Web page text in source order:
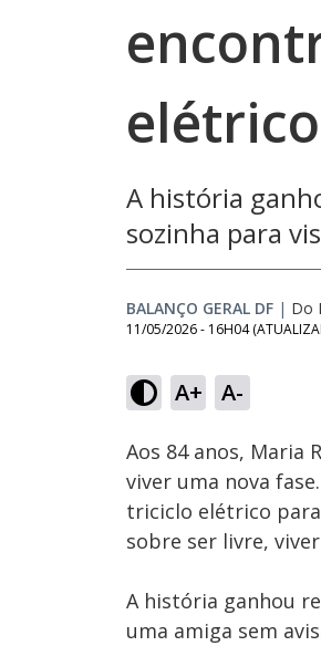
A história
sozinha para
BALANÇO GERAL DF | Do
11/05/2026 - 16H04
A+ A-
Ativar
Som
11.50%
Aos 84 anos,
viver uma nova
triciclo elétrico para
sobre ser livre,
A história ganhou
uma amiga sem